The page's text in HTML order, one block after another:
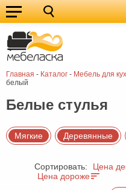
Главная - Каталог - Мебель для
белый
Кухонные
гарнитуры
Мебель
для
кухни
Мебель
для
спальни
Кровати
Шкафы
Мягкая
мебель
Детская
Белые стулья
Мягкие Деревянные
Сортировать:
Цена
Цена дороже